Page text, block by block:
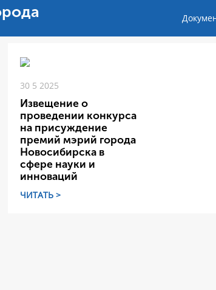
30 5 2025
Извещение о
проведении конкурса
на присуждение
премий мэрий города
Новосибирска в
сфере науки и
инноваций
ЧИТАТЬ >